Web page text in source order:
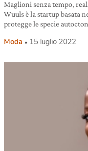
Maglioni senza tempo,
Wuuls è la startup basata
protegge le specie
Moda 15 luglio 2022